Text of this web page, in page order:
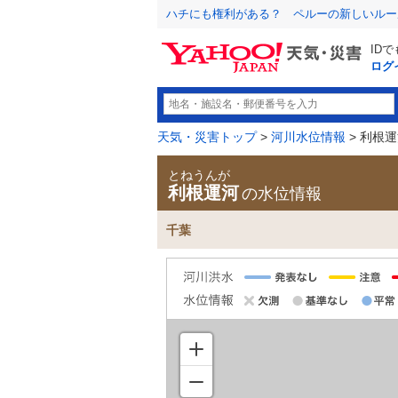
ハチにも権利がある？ ペルーの新しいル
ID
ログ
天気・災害トップ> 河川水位情報 > 利根
とねうんが
利根運河の水位情報
千葉